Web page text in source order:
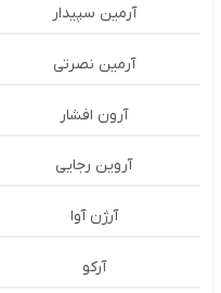
آرمین سپیدار
آرمین نصرتی
آرون افشار
آروین رجایی
آرژن آوا
آرکو